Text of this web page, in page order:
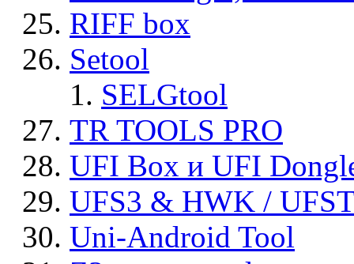
RIFF box
Setool
SELGtool
TR TOOLS PRO
UFI Box и UFI
UFS3 & HWK /
Uni-Android Tool